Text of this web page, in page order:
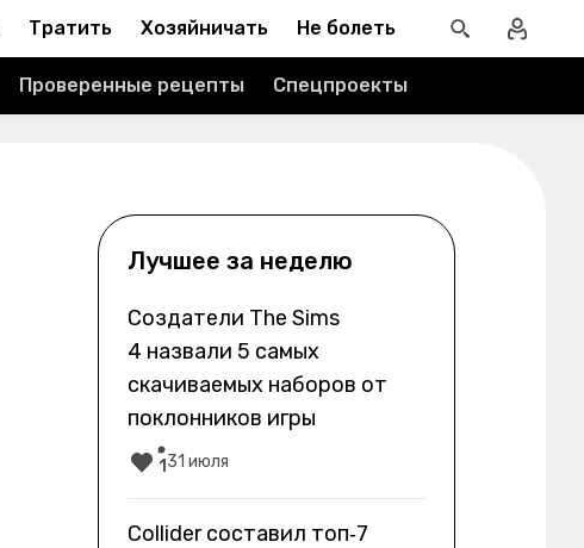
Тратить Хозяйничать Не болеть
Проверенные рецепты Спецпроекты
Лучшее за неделю
Создатели The Sims
4 назвали 5 самых
скачиваемых наборов от
поклонников игры
1 31 июля
Collider составил топ‑7